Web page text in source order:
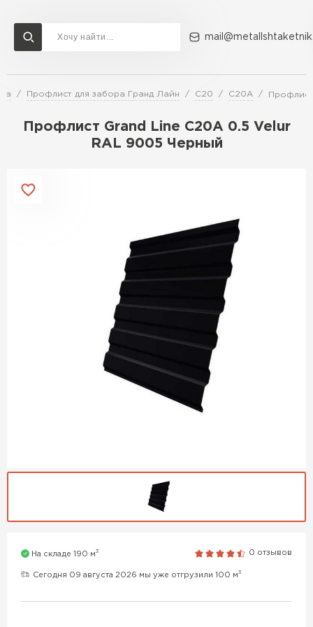
Профлист для забора Гранд Лайн C20 C20A
Профлист Grand Line C20A 0.5 Velur
RAL 9005 Черный
На складе 190 м3 0 отзывов
Сегодня 09 августа 2026 мы уже отгрузили 100 м3
Доставка и оплата Акции О компании Контакты
Перейти в каталог